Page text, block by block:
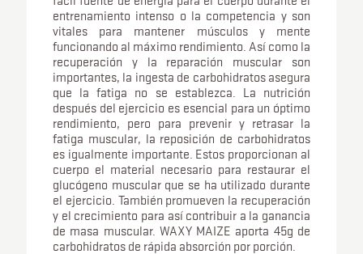
entrenamiento intenso o la competencia y son
vitales para mantener músculos y mente
funcionando al máximo rendimiento. Así como la
recuperación y la reparación muscular son
importantes, la ingesta de carbohidratos asegura
que la fatiga no se establezca. La nutrición
después del ejercicio es esencial para un óptimo
rendimiento, pero para prevenir y retrasar la
fatiga muscular, la reposición de carbohidratos
es igualmente importante. Estos proporcionan al
cuerpo el material necesario para restaurar el
glucógeno muscular que se ha utilizado durante
el ejercicio. También promueven la recuperación
y el crecimiento para así contribuir a la ganancia
de masa muscular. WAXY MAIZE aporta 45g de
carbohidratos de rápida absorción por porción.